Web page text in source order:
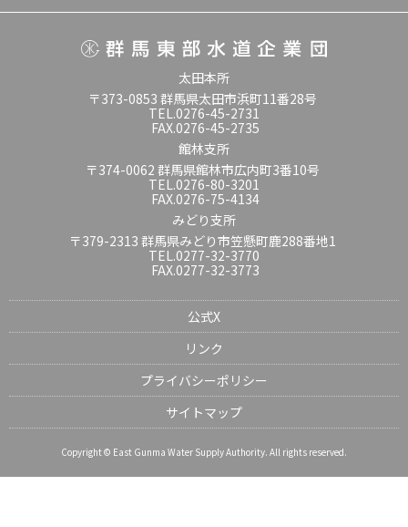
太田本所
〒373-0853 群馬県太田市浜町11番28号
TEL.0276-45-2731
FAX.0276-45-2735
館林支所
〒374-0062 群馬県館林市広内町3番10号
TEL.0276-80-3201
FAX.0276-75-4134
みどり支所
〒379-2313 群馬県みどり市笠懸町鹿288番地1
TEL.0277-32-3770
FAX.0277-32-3773
公式X
リンク
プライバシーポリシー
サイトマップ
Copyright © East Gunma Water Supply Authority. All rights reserved.